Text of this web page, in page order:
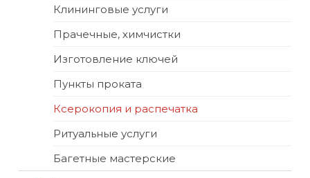
Клининговые услуги
Прачечные, химчистки
Изготовление ключей
Пункты проката
Ксерокопия и распечатка
Ритуальные услуги
Багетные мастерские